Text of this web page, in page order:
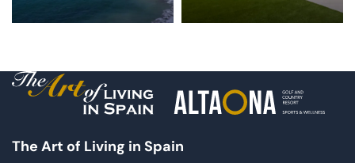
The Art of Living in Spain